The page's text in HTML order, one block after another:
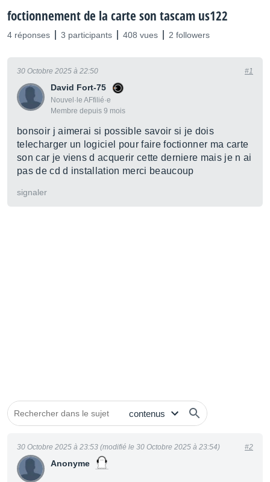
foctionnement de la carte son tascam us122
4 réponses 3 participants 408 vues 2 followers
David Fort-75
Nouvel·le AFfilié·e
Membre depuis 9 mois
30 Octobre 2025 à 22:50 #1
bonsoir j aimerai si possible savoir si je dois
telecharger un logiciel pour faire foctionner ma carte
son car je viens d acquerir cette derniere mais je n ai
pas de cd d installation merci beaucoup
signaler
Anonyme
30 Octobre 2025 à 23:53 (modifié le 30 Octobre 2025 à 23:54) #2